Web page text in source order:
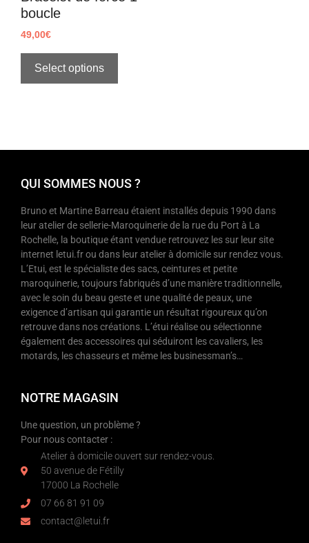
boucle
49,00€
Select options
QUI SOMMES NOUS ?
Bruno et Martine Barreau étaient installés depuis 1990 dans
leur atelier de sellerie-Maroquinerie de la rue du Port à La
Rochelle, la boutique étant vendue retrouvez les sur leur site
internet letui.fr ou dans leur atelier à domicile sur rendez vous.
L’Etui, est le spécialiste des sacs, ceintures et petite
maroquinerie, toujours fabriqués d’une manière traditionnelle,
avec le soin du beau geste et une qualité de peaux, une
exigence d’artisan qui garantie un résultat rigoureux qu’on
retrouve dans nos créations. L’étui réalise ou sélectionne
également des accessoires qui séduiront les cavaliers, les
motards, les chasseurs et même les businessman’s…
NOTRE MAGASIN
Une question, un problème ?
Pour nous contacter :
Atelier à domicile ouvert sur rendez-vous.
50 avenue de Fétilly
17000 La Rochelle
07 66 81 91 09
contact@letui.fr